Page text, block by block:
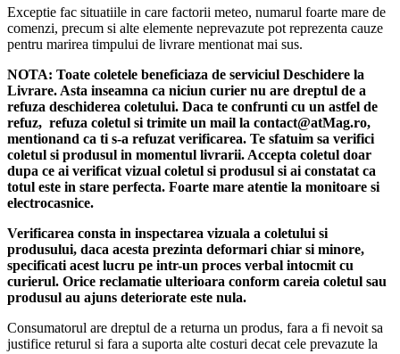
Model:ZQS8212
Tip produs:Boxă portabilă karaoke
Difuzoare:2 x 12 inch
Putere audio: 40W (20W x 2)
Răspuns frecvență:45Hz – 18kHz
Raport semnal/zgomot:≥50 dB
Capacitate baterie:3600 mAh
Alimentare:DC 5V
Conectivitate:Bluetooth
Microfon:Wireless inclus
Telecomandă: Inclusă
Dimensiuni ambalaj: 27 × 26 × 61 cm
Iluminare:
Greutate produs:aproximativ 4,1 kg
Avantaje
✔ Sunet puternic și clar pentru orice petrecere
✔ Microfon wireless inclus pentru karaoke instant
Exceptie fac situatiile in care factorii meteo, numarul foarte mare de
comenzi, precum si alte elemente neprevazute pot reprezenta cauze
pentru marirea timpului de livrare mentionat mai sus.
NOTA: Toate coletele beneficiaza de serviciul Deschidere la
Livrare. Asta inseamna ca niciun curier nu are dreptul de a
refuza deschiderea coletului. Daca te confrunti cu un astfel de
refuz, refuza coletul si trimite un mail la contact@atMag.ro,
mentionand ca ti s-a refuzat verificarea. Te sfatuim sa verifici
coletul si produsul in momentul livrarii. Accepta coletul doar
dupa ce ai verificat vizual coletul si produsul si ai constatat ca
totul este in stare perfecta. Foarte mare atentie la monitoare si
electrocasnice.
Verificarea consta in inspectarea vizuala a coletului si
produsului, daca acesta prezinta deformari chiar si minore,
specificati acest lucru pe intr-un proces verbal intocmit cu
curierul. Orice reclamatie ulterioara conform careia coletul sau
produsul au ajuns deteriorate este nula.
Consumatorul are dreptul de a returna un produs, fara a fi nevoit sa
justifice returul si fara a suporta alte costuri decat cele prevazute la